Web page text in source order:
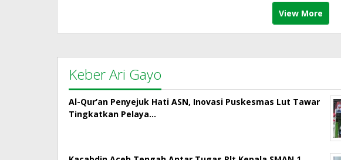
View More
Keber Ari Gayo
Al-Qur’an Penyejuk Hati ASN, Inovasi Puskesmas Lut Tawar
Tingkatkan Pelaya…